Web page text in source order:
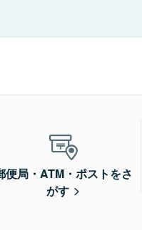
便局・ATM・ポストをさ
がす